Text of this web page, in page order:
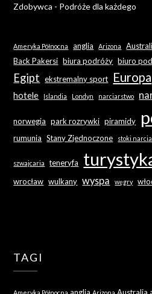
Zdobywca - Podróże dla każdego
Ameryka Północna anglia Arizona
Back Pakersi biura podróży biuro
Egipt ekstremalny sport Europa
hotele Islandia Londyn narciarstwo
norwegia park rozrywki piramidy
rumunia Stany Zjednoczone stoki
szwajcaria teneryfa
wrocław wulkany wyspa węgry
TAGI